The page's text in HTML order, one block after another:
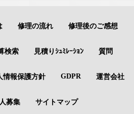
修理の流れ 修理後のご感想
検索 見積りｼｭﾐﾚｰｼｮﾝ 質問
情報保護方針 GDPR 運営会社
募集 サイトマップ